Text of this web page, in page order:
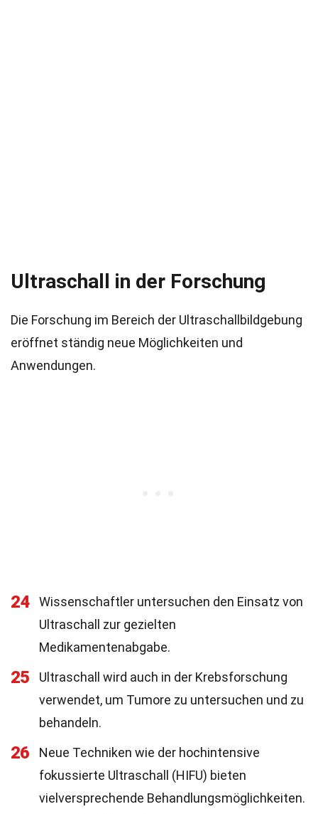
Ultraschall in der Forschung
Die Forschung im Bereich der Ultraschallbildgebung
eröffnet ständig neue Möglichkeiten und
Anwendungen.
24
Wissenschaftler untersuchen den Einsatz von
Ultraschall zur gezielten
Medikamentenabgabe.
25
Ultraschall wird auch in der Krebsforschung
verwendet, um Tumore zu untersuchen und zu
behandeln.
26
Neue Techniken wie der hochintensive
fokussierte Ultraschall (HIFU) bieten
vielversprechende Behandlungsmöglichkeiten.